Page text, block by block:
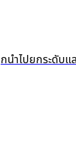
ไปยกระดับ